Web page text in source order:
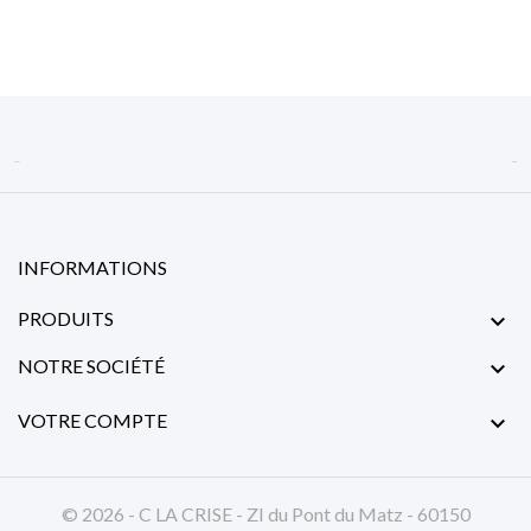
 
INFORMATIONS
PRODUITS 
NOTRE SOCIÉTÉ 
VOTRE COMPTE 
© 2026 - C LA CRISE - ZI du Pont du Matz - 60150